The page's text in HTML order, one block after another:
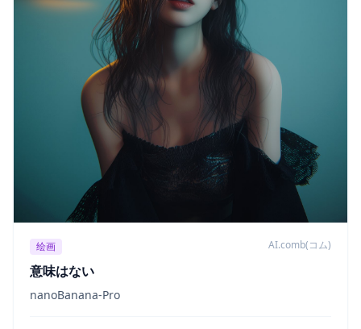
绘画 AI.comb(コム)
意味はない
nanoBanana-Pro